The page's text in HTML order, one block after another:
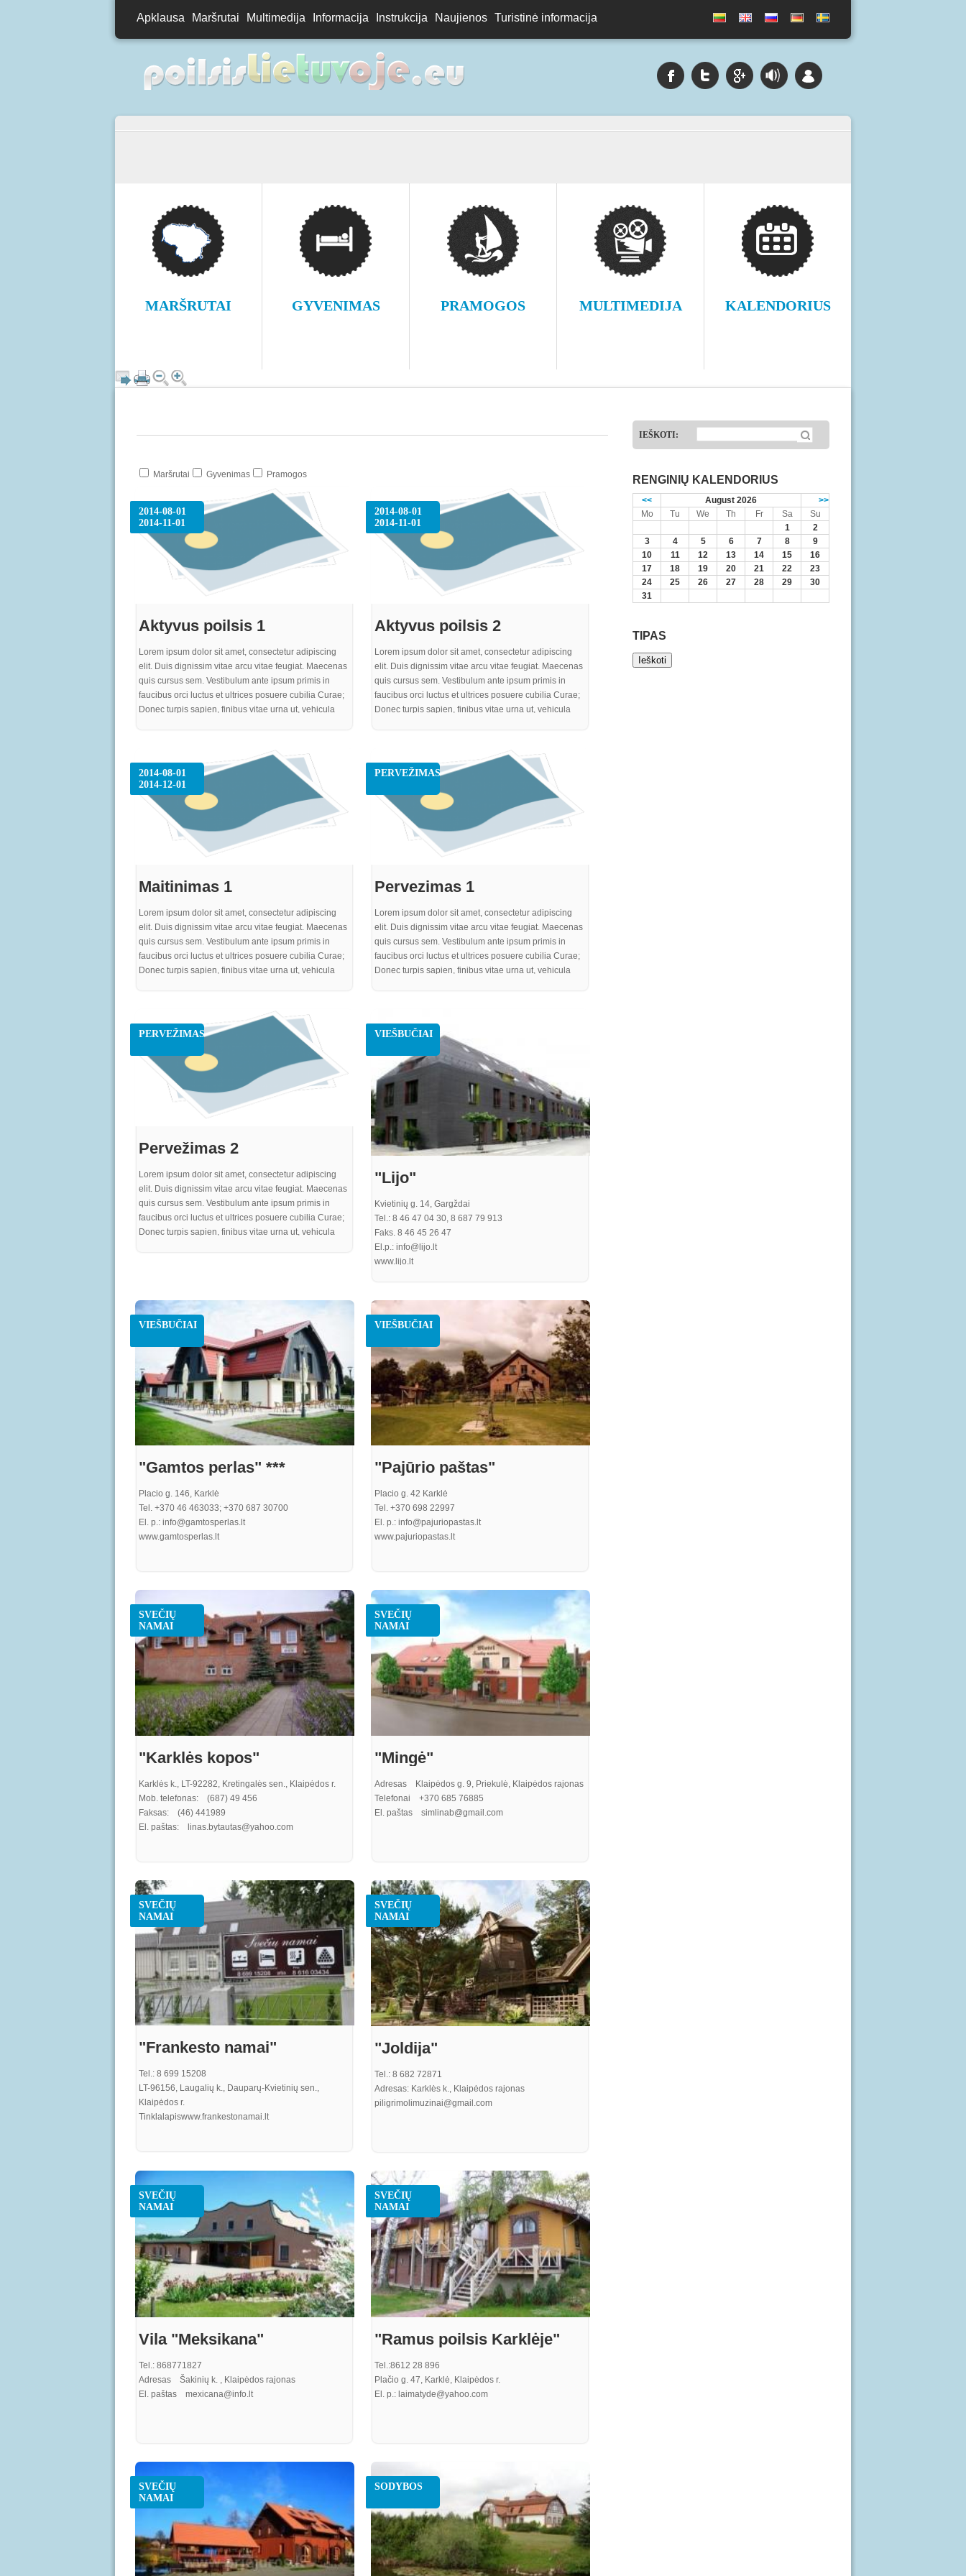
Apklausa Maršrutai Multimedija Informacija Instrukcija Naujienos Turistinė informacija
MARŠRUTAI GYVENIMAS PRAMOGOS MULTIMEDIJA KALENDORIUS
Maršrutai Gyvenimas Pramogos
2014-08-01
2014-11-01
Aktyvus poilsis 1
Lorem ipsum dolor sit amet, consectetur adipiscing
elit. Duis dignissim vitae arcu vitae feugiat. Maecenas
quis cursus sem. Vestibulum ante ipsum primis in
faucibus orci luctus et ultrices posuere cubilia Curae;
Donec turpis sapien, finibus vitae urna ut, vehicula
aliquet, mattis tortor non, cursus enim. Vestibulum nisi
elit, ultricies quis sem nec, laoreet gravida felis. Nulla
sem turpis, egestas ac turpis sed, dignissim iaculis
purus. Proin quam metus, bibendum sit amet
elementum nec, pharetra ut purus. In vel gravida odio,
at rutrum nisi. Curabitur risus eros, iaculis a imperdiet
at, consequat rhoncus quam
2014-08-01
2014-11-01
Aktyvus poilsis 2
Lorem ipsum dolor sit amet, consectetur adipiscing
elit. Duis dignissim vitae arcu vitae feugiat. Maecenas
quis cursus sem. Vestibulum ante ipsum primis in
faucibus orci luctus et ultrices posuere cubilia Curae;
Donec turpis sapien, finibus vitae urna ut, vehicula
aliquet, mattis tortor non, cursus enim. Vestibulum nisi
elit, ultricies quis sem nec, laoreet gravida felis. Nulla
sem turpis, egestas ac turpis sed, dignissim iaculis
purus. Proin quam metus, bibendum sit amet
elementum nec, pharetra ut purus. In vel gravida odio,
at rutrum nisi. Curabitur risus eros, iaculis a imperdiet
at, consequat rhoncus quam
2014-08-01
2014-12-01
Maitinimas 1
Lorem ipsum dolor sit amet, consectetur adipiscing
elit. Duis dignissim vitae arcu vitae feugiat. Maecenas
quis cursus sem. Vestibulum ante ipsum primis in
faucibus orci luctus et ultrices posuere cubilia Curae;
Donec turpis sapien, finibus vitae urna ut, vehicula
aliquet, mattis tortor non, cursus enim. Vestibulum nisi
elit, ultricies quis sem nec, laoreet gravida felis. Nulla
sem turpis, egestas ac turpis sed, dignissim iaculis
purus. Proin quam metus, bibendum sit amet
elementum nec, pharetra ut purus. In vel gravida odio,
at rutrum nisi. Curabitur risus eros, iaculis a imperdiet
at, consequat rhoncus quam
PERVEŽIMAS
Pervezimas 1
Lorem ipsum dolor sit amet, consectetur adipiscing
elit. Duis dignissim vitae arcu vitae feugiat. Maecenas
quis cursus sem. Vestibulum ante ipsum primis in
faucibus orci luctus et ultrices posuere cubilia Curae;
Donec turpis sapien, finibus vitae urna ut, vehicula
elit, ultricies quis sem nec, laoreet gravida felis. Nulla
sem turpis, egestas ac turpis sed, dignissim iaculis
purus. Proin quam metus, bibendum sit amet
elementum nec, pharetra ut purus. In vel gravida odio,
at rutrum nisi. Curabitur risus eros, iaculis a imperdiet
at, consequat rhoncus quam
PERVEŽIMAS
Pervežimas 2
Lorem ipsum dolor sit amet, consectetur adipiscing
elit. Duis dignissim vitae arcu vitae feugiat. Maecenas
quis cursus sem. Vestibulum ante ipsum primis in
faucibus orci luctus et ultrices posuere cubilia Curae;
Donec turpis sapien, finibus vitae urna ut, vehicula
sem turpis, egestas ac turpis sed, dignissim iaculis
purus. Proin quam metus, bibendum sit amet
elementum nec, pharetra ut purus. In vel gravida odio,
at rutrum nisi. Curabitur risus eros, iaculis a imperdiet
at, consequat rhoncus quam
VIEŠBUČIAI
"Lijo"
Kvietinių g. 14, Gargždai
Tel.: 8 46 47 04 30, 8 687 79 913
Faks. 8 46 45 26 47
El.p.: info@lijo.lt
www.lijo.lt
VIEŠBUČIAI
"Gamtos perlas" ***
Placio g. 146, Karklė
Tel. +370 46 463033; +370 687 30700
El. p.: info@gamtosperlas.lt
www.gamtosperlas.lt
VIEŠBUČIAI
"Pajūrio paštas"
Placio g. 42 Karklė
Tel. +370 698 22997
El. p.: info@pajuriopastas.lt
www.pajuriopastas.lt
SVEČIŲ
NAMAI
"Karklės kopos"
Karklės k., LT-92282, Kretingalės sen., Klaipėdos r.
Mob. telefonas: (687) 49 456
Faksas: (46) 441989
El. paštas: linas.bytautas@yahoo.com
SVEČIŲ
NAMAI
"Mingė"
Adresas Klaipėdos g. 9, Priekulė, Klaipėdos rajonas
Telefonai +370 685 76885
El. paštas simlinab@gmail.com
SVEČIŲ
NAMAI
"Frankesto namai"
Tel.: 8 699 15208
LT-96156, Laugalių k., Dauparų-Kvietinių sen.,
Klaipėdos r.
Tinklalapiswww.frankestonamai.lt
SVEČIŲ
NAMAI
"Joldija"
Tel.: 8 682 72871
Adresas: Karklės k., Klaipėdos rajonas
piligrimolimuzinai@gmail.com
SVEČIŲ
NAMAI
Vila "Meksikana"
Tel.: 868771827
Adresas Šakinių k. , Klaipėdos rajonas
El. paštas mexicana@info.lt
SVEČIŲ
NAMAI
"Ramus poilsis Karklėje"
Tel.:8612 28 896
Plačio g. 47, Karklė, Klaipėdos r.
El. p.: laimatyde@yahoo.com
SVEČIŲ
NAMAI
SODYBOS
IEŠKOTI:
RENGINIŲ KALENDORIUS
<< August 2026
>>
Mo
Tu We Th Fr Sa
Su
1
2
3
4 5 6 7 8
9
10
11 12 13 14 15
16
17
18 19 20 21 22
23
24
25 26 27 28 29
30
31
TIPAS